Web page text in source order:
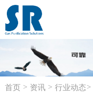
首页 > 资讯 > 行业动态>